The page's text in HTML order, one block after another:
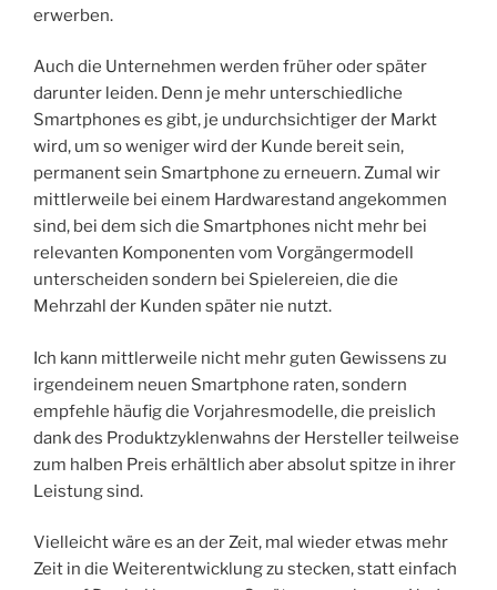
erwerben.
Auch die Unternehmen werden früher oder später
darunter leiden. Denn je mehr unterschiedliche
Smartphones es gibt, je undurchsichtiger der Markt
wird, um so weniger wird der Kunde bereit sein,
permanent sein Smartphone zu erneuern. Zumal wir
mittlerweile bei einem Hardwarestand angekommen
sind, bei dem sich die Smartphones nicht mehr bei
relevanten Komponenten vom Vorgängermodell
unterscheiden sondern bei Spielereien, die die
Mehrzahl der Kunden später nie nutzt.
Ich kann mittlerweile nicht mehr guten Gewissens zu
irgendeinem neuen Smartphone raten, sondern
empfehle häufig die Vorjahresmodelle, die preislich
dank des Produktzyklenwahns der Hersteller teilweise
zum halben Preis erhältlich aber absolut spitze in ihrer
Leistung sind.
Vielleicht wäre es an der Zeit, mal wieder etwas mehr
Zeit in die Weiterentwicklung zu stecken, statt einfach